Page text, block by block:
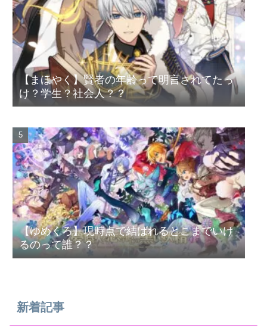
【まほやく】賢者の年齢って明言されてたっ
け？学生？社会人？？
【ゆめくろ】現時点で結ばれるとこまでいけ
るのって誰？？
新着記事